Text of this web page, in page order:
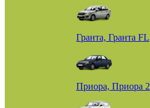
Гранта, Гранта FL
Приора, Приора 2